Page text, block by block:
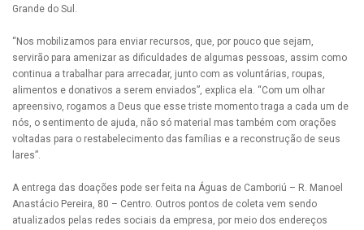
Grande do Sul.
“Nos mobilizamos para enviar recursos, que, por pouco que sejam,
servirão para amenizar as dificuldades de algumas pessoas, assim como
continua a trabalhar para arrecadar, junto com as voluntárias, roupas,
alimentos e donativos a serem enviados”, explica ela. “Com um olhar
apreensivo, rogamos a Deus que esse triste momento traga a cada um de
nós, o sentimento de ajuda, não só material mas também com orações
voltadas para o restabelecimento das famílias e a reconstrução de seus
lares”.
A entrega das doações pode ser feita na Águas de Camboriú – R. Manoel
Anastácio Pereira, 80 – Centro. Outros pontos de coleta vem sendo
atualizados pelas redes sociais da empresa, por meio dos endereços